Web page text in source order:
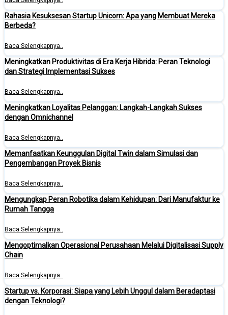
Rahasia Kesuksesan Startup Unicorn: Apa yang Membuat Mereka
Berbeda?
Baca Selengkapnya..
Meningkatkan Produktivitas di Era Kerja Hibrida: Peran Teknologi
dan Strategi Implementasi Sukses
Baca Selengkapnya..
Meningkatkan Loyalitas Pelanggan: Langkah-Langkah Sukses
dengan Omnichannel
Baca Selengkapnya..
Memanfaatkan Keunggulan Digital Twin dalam Simulasi dan
Pengembangan Proyek Bisnis
Baca Selengkapnya..
Mengungkap Peran Robotika dalam Kehidupan: Dari Manufaktur ke
Rumah Tangga
Baca Selengkapnya..
Mengoptimalkan Operasional Perusahaan Melalui Digitalisasi Supply
Chain
Baca Selengkapnya..
Startup vs. Korporasi: Siapa yang Lebih Unggul dalam Beradaptasi
dengan Teknologi?